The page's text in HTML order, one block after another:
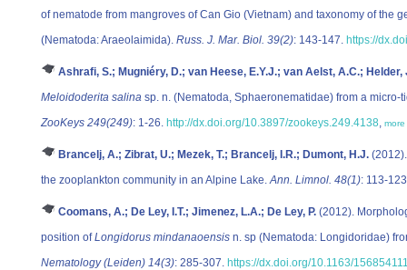
of nematode from mangroves of Can Gio (Vietnam) and taxonomy of the
(Nematoda: Araeolaimida). Russ. J. Mar. Biol. 39(2): 143-147. https://
Ashrafi, S.; Mugniéry, D.; van Heese, E.Y.J.; van Aelst, A.C.; Helder,
Meloidoderita salina sp. n. (Nematoda, Sphaeronematidae) from a
ZooKeys 249(249): 1-26. http://dx.doi.org/10.3897/zookeys.249.4138, more
Brancelj, A.; Zibrat, U.; Mezek, T.; Brancelj, I.R.; Dumont, H.J.
the zooplankton community in an Alpine Lake.Ann. Limnol. 48(1): 113-
Coomans, A.; De Ley, I.T.; Jimenez, L.A.; De Ley, P. (2012).
position ofLongidorus mindanaoensis n. sp (Nematoda: Longidoridae)
Nematology (Leiden) 14(3): 285-307. https://dx.doi.org/10.1163/